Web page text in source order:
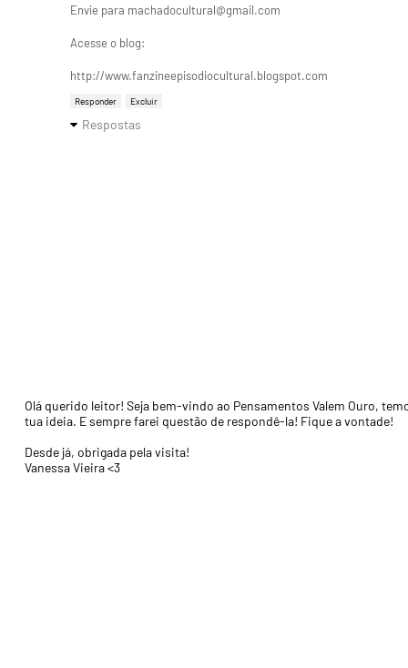
Envie para machadocultural@gmail.com
Acesse o blog:
http://www.fanzineepisodiocultural.blogspot.com
Responder Excluir
Respostas
Olá querido leitor! Seja bem-vindo ao Pensamentos Valem Ouro,
tua ideia. E sempre farei questão de respondê-la! Fique a vontade!
Desde já, obrigada pela visita!
Vanessa Vieira <3